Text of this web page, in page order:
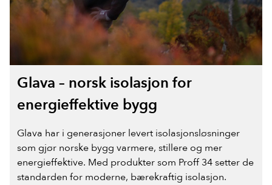
Glava – norsk isolasjon for
energieffektive bygg
Glava har i generasjoner levert isolasjonsløsninger
som gjør norske bygg varmere, stillere og mer
energieffektive. Med produkter som Proff 34 setter de
standarden for moderne, bærekraftig isolasjon.